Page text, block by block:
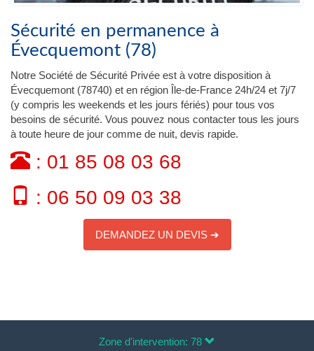
Sécurité en permanence à
Évecquemont (78)
Notre Société de Sécurité Privée est à votre disposition à
Évecquemont (78740) et en région Île-de-France 24h/24 et 7j/7
(y compris les weekends et les jours fériés) pour tous vos
besoins de sécurité. Vous pouvez nous contacter tous les jours
à toute heure de jour comme de nuit, devis rapide.
: 01 85 08 03 68
: 06 50 09 03 38
DEMANDEZ UN DEVIS ➔
Zone d'intervention: 78